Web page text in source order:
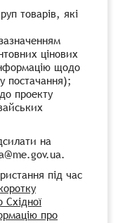
товарів, які
цінових
щодо
постачання);
проекту
на
під час
про